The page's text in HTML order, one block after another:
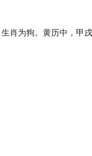
生肖 为狗。黄历中，甲